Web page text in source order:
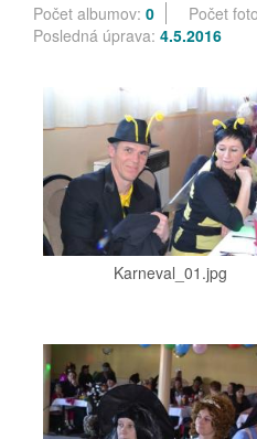
Počet albumov: 0 Počet
Posledná úprava: 4.5.2016
Karneval_01.jpg